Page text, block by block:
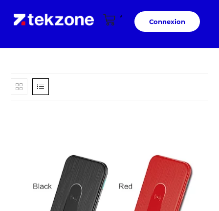
Connexion